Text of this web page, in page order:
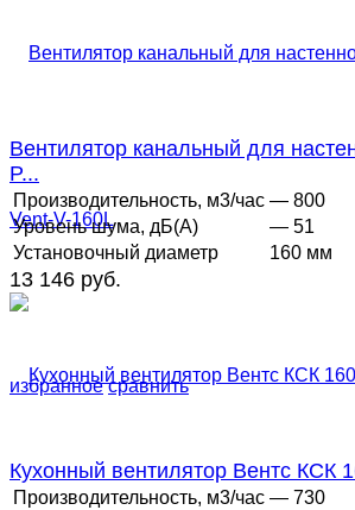
избранное сравнить
Вентилятор канальный для
P...
Производительность, м3/час — 800
Уровень шума, дБ(А)
— 51
Установочный диаметр
160 мм
13 146 руб.
Кухонный вентилятор Вентс КСК
Производительность, м3/час — 730